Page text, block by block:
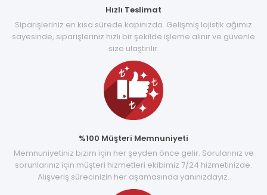
Hızlı Teslimat
Siparişleriniz en kısa sürede kapınızda. Gelişmiş lojistik ağımız
sayesinde, siparişleriniz hızlı bir şekilde işleme alınır ve güvenle
size ulaştırılır.
%100 Müşteri Memnuniyeti
Memnuniyetiniz bizim için her şeyden önce gelir. Sorularınız ve
sorunlarınız için müşteri hizmetleri ekibimiz 7/24 hizmetinizde.
Alışveriş sürecinizin her aşamasında yanınızdayız.